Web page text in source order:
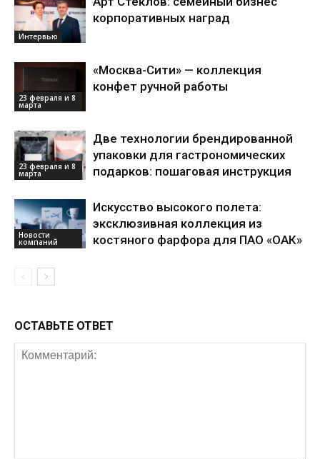
Интервью
корпоративных наград
23 февраля и 8
марта
«Москва-Сити» — коллекция
конфет ручной работы
23 февраля и 8
марта
Две технологии брендированной
упаковки для гастрономических
подарков: пошаговая инструкция
Новости
компаний
Искусство высокого полета:
эксклюзивная коллекция из
костяного фарфора для ПАО «ОАК»
ОСТАВЬТЕ ОТВЕТ